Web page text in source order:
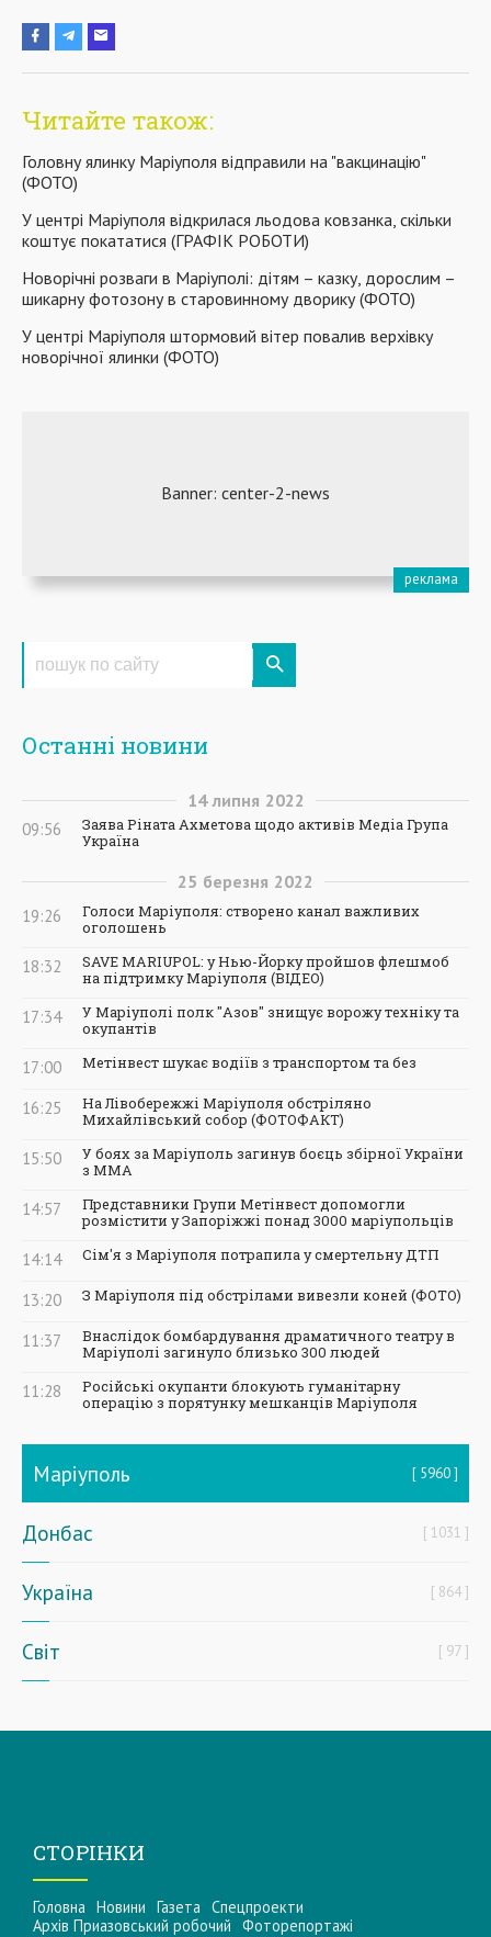
Читайте також:
Головну ялинку Маріуполя відправили на "вакцинацію"
(ФОТО)
У центрі Маріуполя відкрилася льодова ковзанка, скільки
коштує покататися (ГРАФІК РОБОТИ)
Новорічні розваги в Маріуполі: дітям – казку, дорослим –
шикарну фотозону в старовинному дворику (ФОТО)
У центрі Маріуполя штормовий вітер повалив верхівку
новорічної ялинки (ФОТО)
Останні новини
14 липня 2022
09:56
Заява Ріната Ахметова щодо активів Медіа Група
Україна
25 березня 2022
19:26
Голоси Маріуполя: створено канал важливих
оголошень
18:32
SAVE MARIUPOL: у Нью-Йорку пройшов флешмоб
на підтримку Маріуполя (ВІДЕО)
17:34
У Маріуполі полк "Азов" знищує ворожу техніку та
окупантів
17:00 Метінвест шукає водіїв з транспортом та без
16:25
На Лівобережжі Маріуполя обстріляно
Михайлівський собор (ФОТОФАКТ)
15:50
У боях за Маріуполь загинув боєць збірної України
з ММА
14:57
Представники Групи Метінвест допомогли
розмістити у Запоріжжі понад 3000 маріупольців
14:14 Сім'я з Маріуполя потрапила у смертельну ДТП
13:20 З Маріуполя під обстрілами вивезли коней (ФОТО)
11:37
Внаслідок бомбардування драматичного театру в
Маріуполі загинуло близько 300 людей
11:28
Російські окупанти блокують гуманітарну
операцію з порятунку мешканців Маріуполя
Маріуполь 5960
Донбас 1031
Україна 864
Світ 97
СТОРІНКИ
Головна Новини Газета Спецпроекти
Архів Приазовський робочий Фоторепортажі